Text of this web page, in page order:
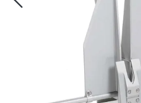
Fritid/Sikkerhet
Båtpleie/Opplag